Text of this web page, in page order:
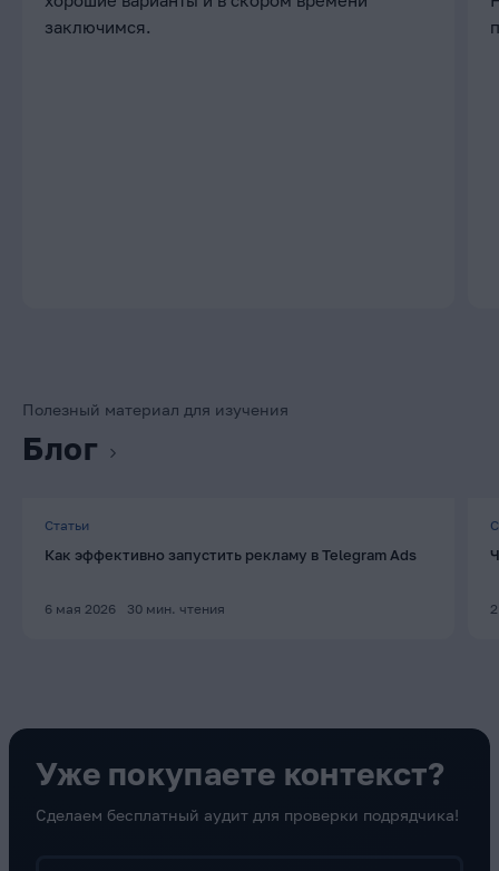
заключимся.
Полезный материал для изучения
Блог
Статьи
Как эффективно запустить рекламу в Telegram Ads
6 мая 2026 30 мин. чтения
Уже покупаете контекст?
Сделаем бесплатный аудит для проверки подрядчика!